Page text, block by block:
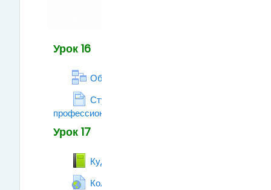
Урок 16
Образование в России
Ступени высшего
профессионального образования
Урок 17
Куда пойти учиться?
Колледж или ВУЗ? (тест)